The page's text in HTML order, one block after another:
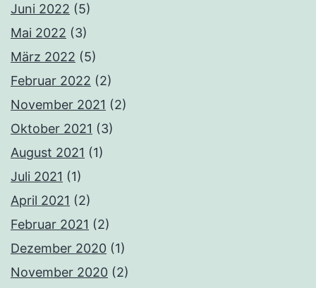
Juni 2022 (5)
Mai 2022 (3)
März 2022 (5)
Februar 2022 (2)
November 2021 (2)
Oktober 2021 (3)
August 2021 (1)
Juli 2021 (1)
April 2021 (2)
Februar 2021 (2)
Dezember 2020 (1)
November 2020 (2)